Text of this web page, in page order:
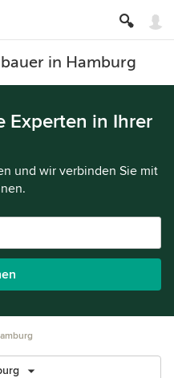
in Hamburg
Experten in Ihrer
und wir verbinden Sie mit